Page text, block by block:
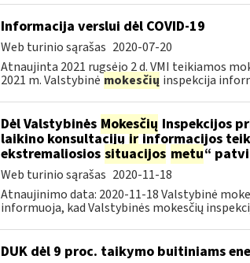
Informacija verslui dėl COVID-19
Web turinio sąrašas 2020-07-20
Atnaujinta 2021 rugsėjo 2 d. VMI teikiamos
2021 m. Valstybinė mokesčių inspekcija
Dėl Valstybinės Mokesčių Inspekcijos
laikino konsultacijųirinformacijos
ekstremaliosios situacijos metu“
Web turinio sąrašas 2020-11-18
Atnaujinimo data: 2020-11-18 Valstybinė
informuoja, kad Valstybinės mokesčių
DUK dėl 9 proc. taikymo buitiniams